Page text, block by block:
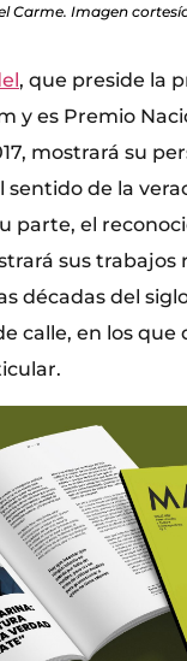
Carme. Imagen
, que preside la
y es Premio
mostrará su
sentido de la
parte, el
sus trabajos
décadas del
calle, en los